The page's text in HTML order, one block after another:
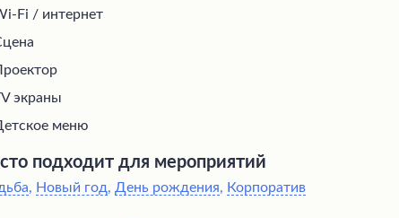
Fi / интернет
экраны
меню
подходит для мероприятий
, Новый год, День рождения, Корпоратив